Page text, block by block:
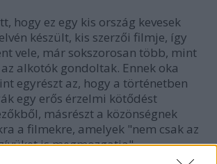
hogy ez egy kis ország kevesek
készült, kis szerzői filmje, így
vele, már sokszorosan több, mint
alkotók gondoltak. Ennek oka
egyrészt az, hogy a történetben
egy erős érzelmi kötődést
másrészt a közönségnek
a filmekre, amelyek "nem csak az
is megmozgatja".